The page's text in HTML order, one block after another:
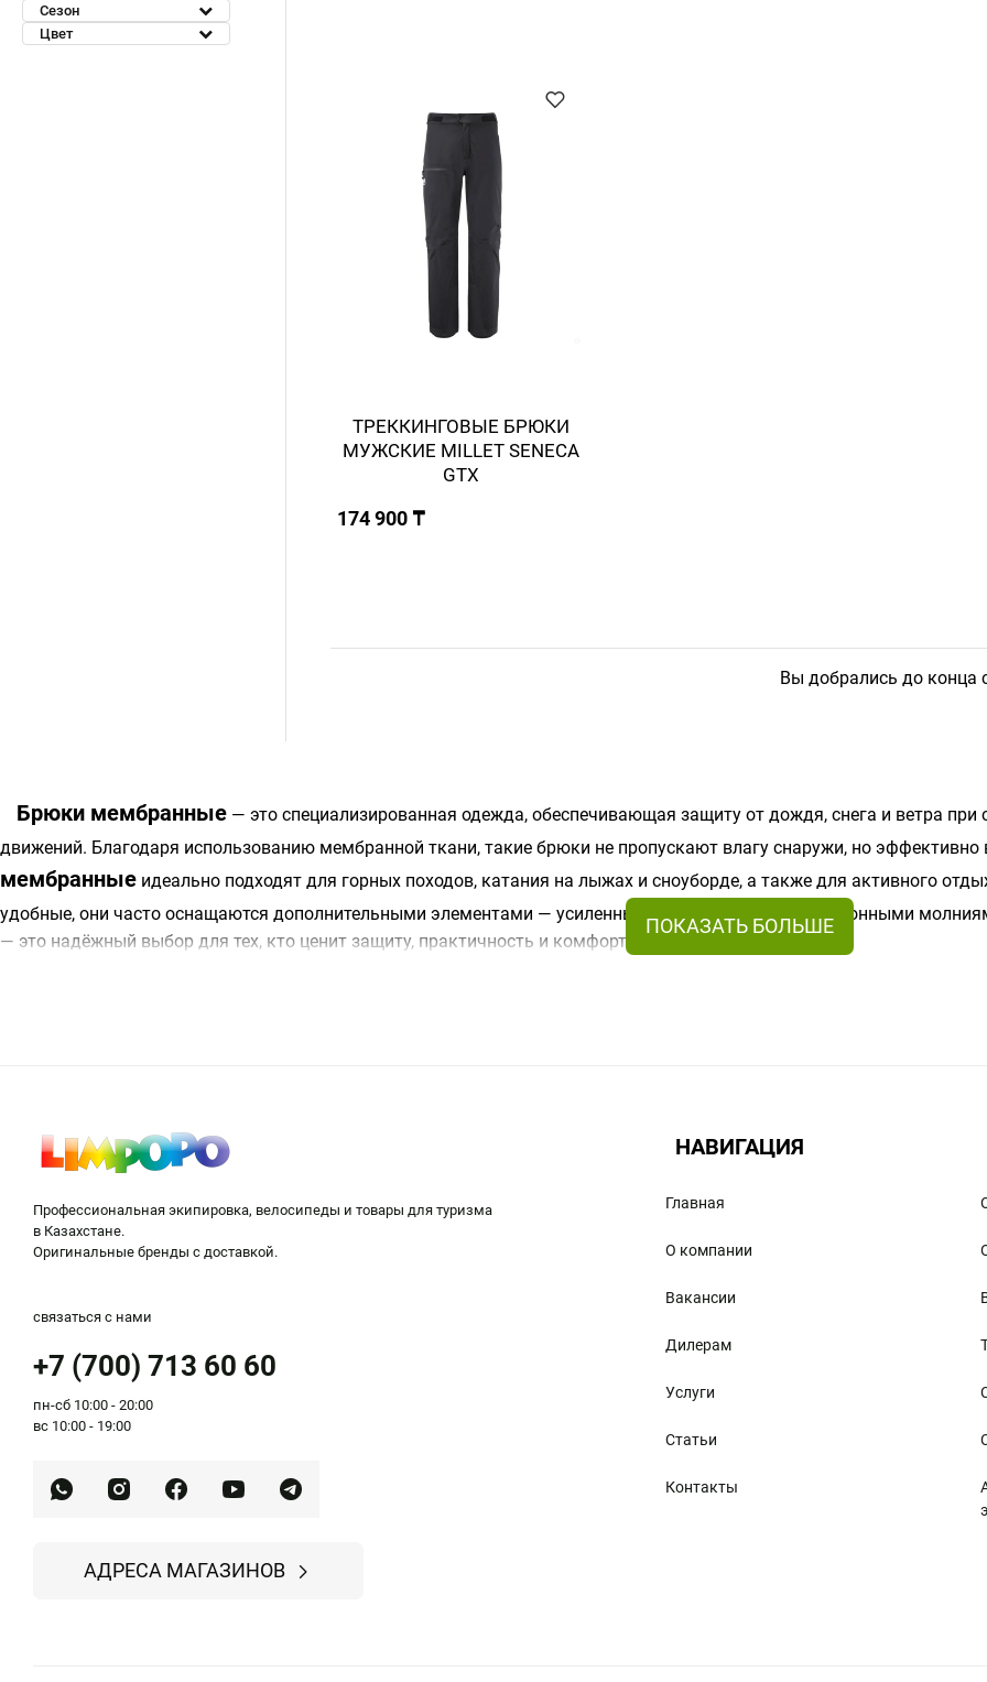
Сезон
Цвет
ТРЕККИНГОВЫЕ БРЮКИ
МУЖСКИЕ MILLET SENECA
GTX
174 900 ₸
Вы добрались до конца
Брюки мембранные — это специализированная одежда, обеспечивающая защиту от дождя, снега и ветра
движений. Благодаря использованию мембранной ткани, такие брюки не пропускают влагу снаружи, но
мембранные идеально подходят для горных походов, катания на лыжах и сноуборде, а также для активного
удобные, они часто оснащаются дополнительными элементами — усиленными вставками, вентиляционными
— это надёжный выбор для тех, кто ценит защиту, практичность и комфорт в любой ситуации.
Профессиональная экипировка, велосипеды и товары для туризма
в Казахстане.
Оригинальные бренды с доставкой.
связаться с нами
+7 (700) 713 60 60
пн-сб 10:00 - 20:00
вс 10:00 - 19:00
АДРЕСА МАГАЗИНОВ
НАВИГАЦИЯ
Главная
О компании
Вакансии
Дилерам
Услуги
Статьи
Контакты